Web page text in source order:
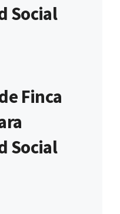
Social
Finca
Social